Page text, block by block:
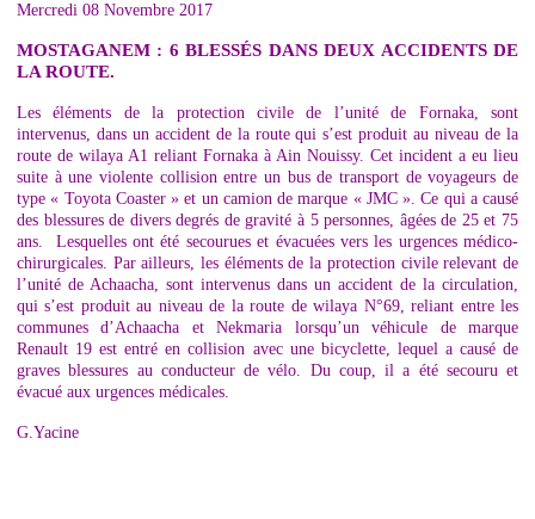
Mercredi 08 Novembre 2017
MOSTAGANEM : 6 BLESSÉS DANS DEUX ACCIDENTS DE
LA ROUTE.
Les éléments de la protection civile de l’unité de Fornaka, sont
intervenus, dans un accident de la route qui s’est produit au niveau de la
route de wilaya A1 reliant Fornaka à Ain Nouissy. Cet incident a eu lieu
suite à une violente collision entre un bus de transport de voyageurs de
type « Toyota Coaster » et un camion de marque « JMC ». Ce qui a causé
des blessures de divers degrés de gravité à 5 personnes, âgées de 25 et 75
ans. Lesquelles ont été secourues et évacuées vers les urgences médico-
chirurgicales. Par ailleurs, les éléments de la protection civile relevant de
l’unité de Achaacha, sont intervenus dans un accident de la circulation,
qui s’est produit au niveau de la route de wilaya N°69, reliant entre les
communes d’Achaacha et Nekmaria lorsqu’un véhicule de marque
Renault 19 est entré en collision avec une bicyclette, lequel a causé de
graves blessures au conducteur de vélo. Du coup, il a été secouru et
évacué aux urgences médicales.
G.Yacine